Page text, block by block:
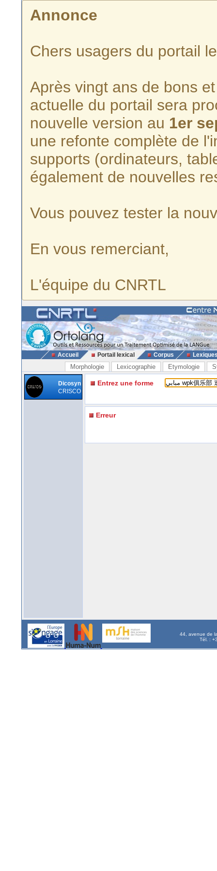
Annonce
Chers usagers du portail
Après vingt ans de bons
actuelle du portail sera
nouvelle version au 1er
une refonte complète de
supports (ordinateurs,
également de nouvelles
Vous pouvez tester la
En vous remerciant,
L'équipe du CNRTL
Accueil Portail lexical Corpus
Morphologie Lexicographie Etymologie
Dicosyn
CRISCO
Entrez une forme
Erreur
44, avenue de
Tél. :